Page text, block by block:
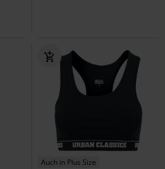
Auch in Plus Size